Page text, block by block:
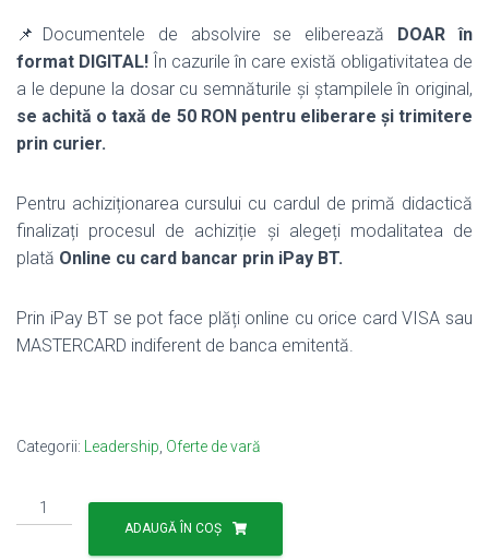
📌 Documentele de absolvire se eliberează DOAR în
format DIGITAL! În cazurile în care există obligativitatea de
a le depune la dosar cu semnăturile și ștampilele în original,
se achită o taxă de 50 RON pentru eliberare și trimitere
prin curier.
Pentru achiziționarea cursului cu cardul de primă didactică
finalizați procesul de achiziție și alegeți modalitatea de
plată Online cu card bancar prin iPay BT.
Prin iPay BT se pot face plăți online cu orice card VISA sau
MASTERCARD indiferent de banca emitentă.
Categorii: Leadership Oferte de vară
Cantitate
Inteligența
emoțională
ADAUGĂ ÎN COȘ